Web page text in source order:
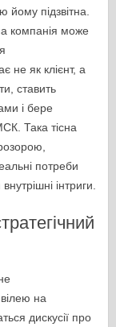
підзвітна.
компанія може
не як клієнт, а
ставить
і бере
Така тісна
потреби
інтриги.
на
дискусії про